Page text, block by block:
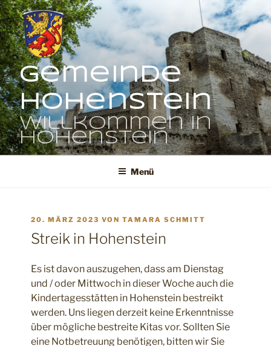
Zum
Inhalt
springen
Gemeinde
Hohenstein
Willkommen in
Hohenstein
Menü
VERÖFFENTLICHT
AM
20. MÄRZ 2023 VONTAMARA SCHMITT
Streik in Hohenstein
Es ist davon auszugehen, dass am Dienstag
und / oder Mittwoch in dieser Woche auch die
Kindertagesstätten in Hohenstein bestreikt
werden. Uns liegen derzeit keine Erkenntnisse
über mögliche bestreite Kitas vor. Sollten Sie
eine Notbetreuung benötigen, bitten wir Sie